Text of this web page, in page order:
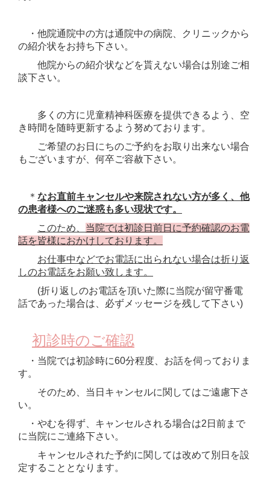
・ 他院通院中の方は通院中の病院、クリニックから
の紹介状をお持ち下さい。
他院からの紹介状などを貰えない場合は別途ご相
談下さい。
多くの方に児童精神科医療を提供できるよう、空
き時間を随時更新するよう努めております。
ご希望のお日にちのご予約をお取り出来ない場合
もございますが、何卒ご容赦下さい。
＊ なお直前キャンセルや来院されない方が多く、他
の患者様へのご迷惑も多い現状です。
このため、 当院では初診日前日に予約確認のお電
話を皆様におかけしております。
お仕事中などでお電話に出られない場合は折り返
しのお電話をお願い致します。
(折り返しのお電話を頂いた際に当院が留守番電
話であった場合は、必ずメッセージを残して下さい)
初診時のご確認
・当院では初診時に60分程度、お話を伺っておりま
す。
そのため、 当日キャンセルに関してはご遠慮下さ
い。
・やむを得ず、キャンセルされる場合は2日前まで
に当院にご連絡下さい。
キャンセルされた予約に関しては改めて別日を設
定することとなります。